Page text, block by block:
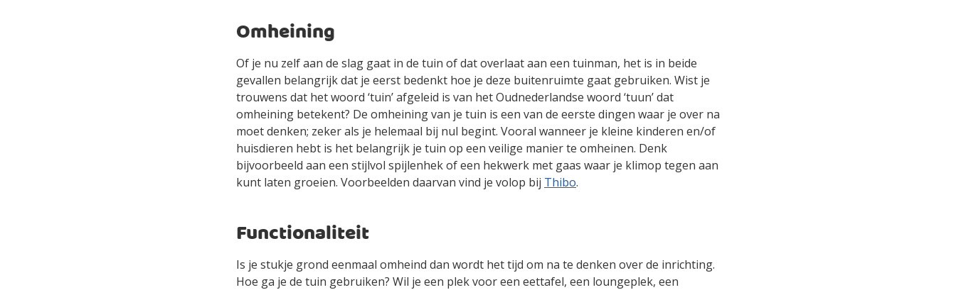
Omheining
Of je nu zelf aan de slag gaat in de tuin of dat overlaat aan een tuinman, het is in beide
gevallen belangrijk dat je eerst bedenkt hoe je deze buitenruimte gaat gebruiken. Wist je
trouwens dat het woord ‘tuin’ afgeleid is van het Oudnederlandse woord ‘tuun’ dat
omheining betekent? De omheining van je tuin is een van de eerste dingen waar je over na
moet denken; zeker als je helemaal bij nul begint. Vooral wanneer je kleine kinderen en/of
huisdieren hebt is het belangrijk je tuin op een veilige manier te omheinen. Denk
bijvoorbeeld aan een stijlvol spijlenhek of een hekwerk met gaas waar je klimop tegen aan
kunt laten groeien. Voorbeelden daarvan vind je volop bij Thibo.
Functionaliteit
Is je stukje grond eenmaal omheind dan wordt het tijd om na te denken over de inrichting.
Hoe ga je de tuin gebruiken? Wil je een plek voor een eettafel, een loungeplek, een